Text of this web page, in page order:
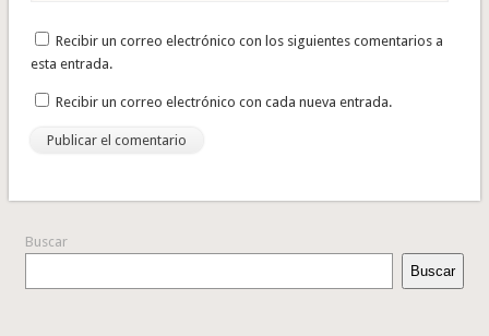
Recibir un correo electrónico con los siguientes comentarios a
esta entrada.
Recibir un correo electrónico con cada nueva entrada.
Buscar
Buscar